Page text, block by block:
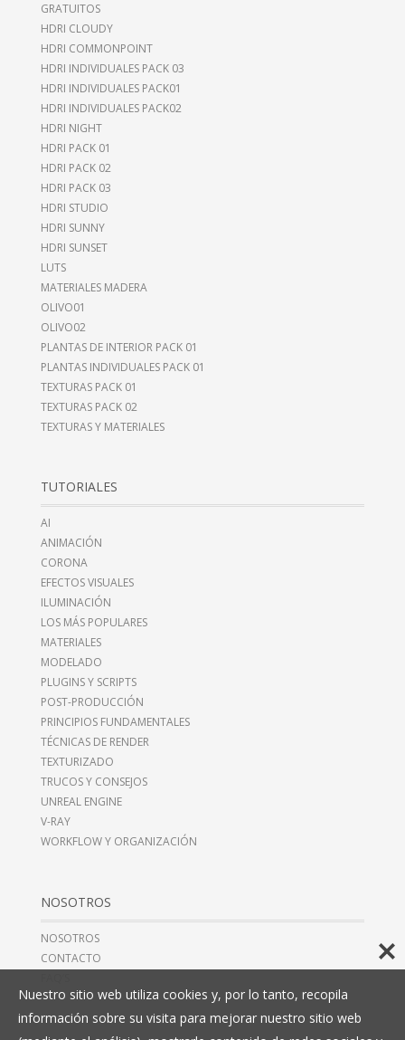
GRATUITOS
HDRI CLOUDY
HDRI COMMONPOINT
HDRI INDIVIDUALES PACK 03
HDRI INDIVIDUALES PACK01
HDRI INDIVIDUALES PACK02
HDRI NIGHT
HDRI PACK 01
HDRI PACK 02
HDRI PACK 03
HDRI STUDIO
HDRI SUNNY
HDRI SUNSET
LUTS
MATERIALES MADERA
OLIVO01
OLIVO02
PLANTAS DE INTERIOR PACK 01
PLANTAS INDIVIDUALES PACK 01
TEXTURAS PACK 01
TEXTURAS PACK 02
TEXTURAS Y MATERIALES
TUTORIALES
AI
ANIMACIÓN
CORONA
EFECTOS VISUALES
ILUMINACIÓN
LOS MÁS POPULARES
MATERIALES
MODELADO
PLUGINS Y SCRIPTS
POST-PRODUCCIÓN
PRINCIPIOS FUNDAMENTALES
TÉCNICAS DE RENDER
TEXTURIZADO
TRUCOS Y CONSEJOS
UNREAL ENGINE
V-RAY
WORKFLOW Y ORGANIZACIÓN
NOSOTROS
NOSOTROS
CONTACTO
Nuestro sitio web utiliza cookies y, por lo tanto, recopila
información sobre su visita para mejorar nuestro sitio web